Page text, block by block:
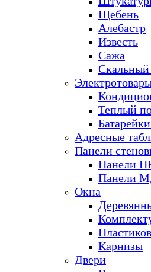
Щебень
Алебастр
Известь
Сажа
Скальный
Теплый
Адресные
Панели
Панели
Панели
Окна
Карнизы
Двери